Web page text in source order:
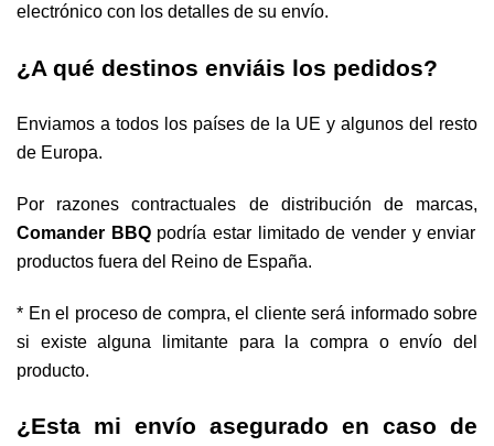
electrónico con los detalles de su envío.
¿A qué destinos enviáis los pedidos?
Enviamos a todos los países de la UE y algunos del resto
de Europa.
Por razones contractuales de distribución de marcas,
Comander BBQpodría estar limitado de vender y enviar
productos fuera del Reino de España.
* En el proceso de compra, el cliente será informado sobre
si existe alguna limitante para la compra o envío del
producto.
¿Esta mi envío asegurado en caso de